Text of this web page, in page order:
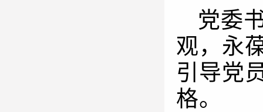
党委
观，永
引导党
格。